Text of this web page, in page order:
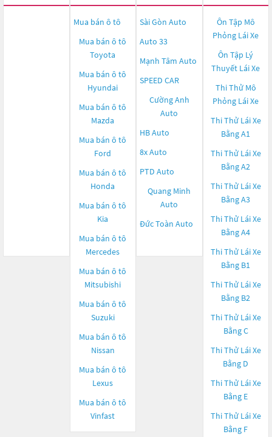
Mua bán ô tô
Mua bán ô tô
Toyota
Mua bán ô tô
Hyundai
Mua bán ô tô
Mazda
Mua bán ô tô
Ford
Mua bán ô tô
Honda
Mua bán ô tô
Kia
Mua bán ô tô
Mercedes
Mua bán ô tô
Mitsubishi
Mua bán ô tô
Suzuki
Mua bán ô tô
Nissan
Mua bán ô tô
Lexus
Mua bán ô tô
Vinfast
Sài Gòn Auto
Auto 33
Mạnh Tâm Auto
SPEED CAR
Cường Anh
Auto
HB Auto
8x Auto
PTD Auto
Quang Minh
Auto
Đức Toàn Auto
Ôn Tập Mô
Phỏng Lái Xe
Ôn Tập Lý
Thuyết Lái Xe
Thi Thử Mô
Phỏng Lái Xe
Thi Thử Lái Xe
Bằng A1
Thi Thử Lái Xe
Bằng A2
Thi Thử Lái Xe
Bằng A3
Thi Thử Lái Xe
Bằng A4
Thi Thử Lái Xe
Bằng B1
Thi Thử Lái Xe
Bằng B2
Thi Thử Lái Xe
Bằng C
Thi Thử Lái Xe
Bằng D
Thi Thử Lái Xe
Bằng E
Thi Thử Lái Xe
Bằng F